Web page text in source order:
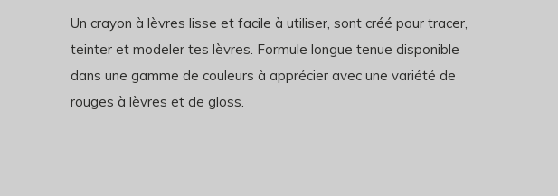
Un crayon à lèvres lisse et facile à utiliser, sont créé pour tracer,
teinter et modeler tes lèvres. Formule longue tenue disponible
dans une gamme de couleurs à apprécier avec une variété de
rouges à lèvres et de gloss.